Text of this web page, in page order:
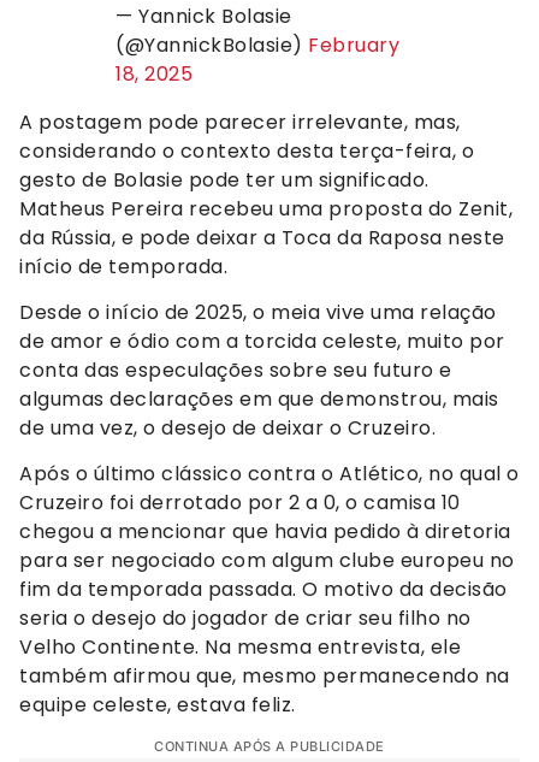
— Yannick Bolasie
(@YannickBolasie) February
18, 2025
A postagem pode parecer irrelevante, mas,
considerando o contexto desta terça-feira, o
gesto de Bolasie pode ter um significado.
Matheus Pereira recebeu uma proposta do Zenit,
da Rússia, e pode deixar a Toca da Raposa neste
início de temporada.
Desde o início de 2025, o meia vive uma relação
de amor e ódio com a torcida celeste, muito por
conta das especulações sobre seu futuro e
algumas declarações em que demonstrou, mais
de uma vez, o desejo de deixar o Cruzeiro.
Após o último clássico contra o Atlético, no qual o
Cruzeiro foi derrotado por 2 a 0, o camisa 10
chegou a mencionar que havia pedido à diretoria
para ser negociado com algum clube europeu no
fim da temporada passada. O motivo da decisão
seria o desejo do jogador de criar seu filho no
Velho Continente. Na mesma entrevista, ele
também afirmou que, mesmo permanecendo na
equipe celeste, estava feliz.
CONTINUA APÓS A PUBLICIDADE